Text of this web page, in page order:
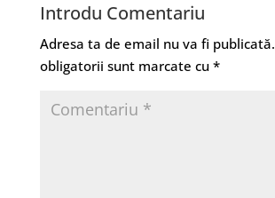
Introdu Comentariu
Adresa ta de email nu va fi publicată.
obligatorii sunt marcate cu *